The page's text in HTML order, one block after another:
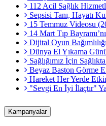
112 Acil Sağlık
Sepsisi Tanı, Hayatı
15 Temmuz Videosu
14 Mart Tıp
Dijital Oyun
Dünya El Yıkama
Sağlığımız İçin
Beyaz Baston Görme
Hareket Her Yerde
"Sevgi En İyi İlaçtır"
Kampanyalar